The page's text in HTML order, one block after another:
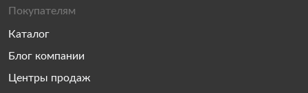
Покупателям
Каталог
Блог компании
Центры продаж